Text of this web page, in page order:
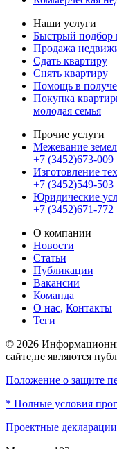
Наши услуги
Быстрый подбор
Продажа
Сдать квартиру
Снять квартиру
Помощь в
Покупка
молодая семья
Прочие услуги
Межевание
+7 (3452)673-009
Изготовление
+7 (3452)549-503
Юридические
+7 (3452)671-772
О компании
Новости
Статьи
Публикации
Вакансии
Команда
О нас, Контакты
Теги
© 2026
сайте,не являются
Положение о защите
* Полные условия
Проектные